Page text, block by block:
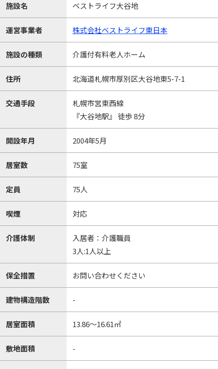
施設名 ベストライフ大谷地
運営事業者 株式会社ベストライフ東日本
施設の種類 介護付有料老人ホーム
住所 北海道札幌市厚別区大谷地東5-7-1
交通手段
札幌市営東西線
『大谷地駅』 徒歩 8分
開設年月 2004年5月
居室数 75室
定員 75人
喫煙 対応
介護体制
入居者：介護職員
3人:1人以上
保全措置 お問い合わせください
建物構造階数 -
居室面積 13.86～16.61㎡
敷地面積 -